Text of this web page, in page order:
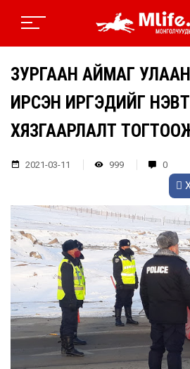
ЗУРГААН АЙМАГ
ИРСЭН ИРГЭДИЙГ
ХЯЗГААРЛАЛТ
2021-03-11 999 0